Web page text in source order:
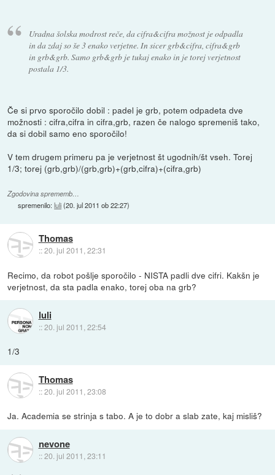
Uradna šolska modrost reče, da cifra&cifra možnost je odpadla
in da zdaj so še 3 enako verjetne. In sicer grb&cifra, cifra&grb
in grb&grb. Samo grb&grb je tukaj enako in je torej verjetnost
postala 1/3.
Če si prvo sporočilo dobil : padel je grb, potem odpadeta dve
možnosti : cifra,cifra in cifra,grb, razen če nalogo spremeniš tako,
da si dobil samo eno sporočilo!
V tem drugem primeru pa je verjetnost št ugodnih/št vseh. Torej
1/3; torej (grb,grb)/(grb,grb)+(grb,cifra)+(cifra,grb)
Zgodovina sprememb…
spremenilo:luli(20. jul 2011 ob 22:27)
Thomas
::20. jul 2011, 22:31
Recimo, da robot pošlje sporočilo - NISTA padli dve cifri. Kakšn je
verjetnost, da sta padla enako, torej oba na grb?
luli
::20. jul 2011, 22:54
1/3
Thomas
::20. jul 2011, 23:08
Ja. Academia se strinja s tabo. A je to dobr a slab zate, kaj misliš?
nevone
::20. jul 2011, 23:11